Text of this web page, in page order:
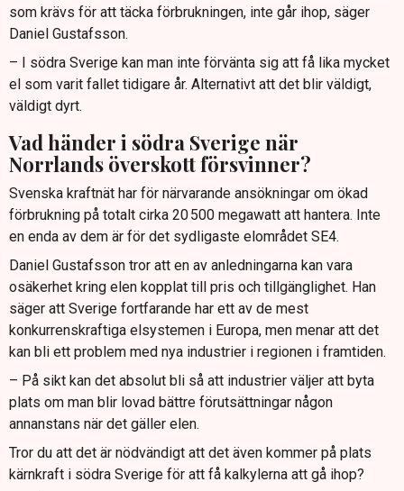
som krävs för att täcka förbrukningen, inte går ihop, säger
Daniel Gustafsson.
– I södra Sverige kan man inte förvänta sig att få lika mycket
el som varit fallet tidigare år. Alternativt att det blir väldigt,
väldigt dyrt.
Vad händer i södra Sverige när
Norrlands överskott försvinner?
Svenska kraftnät har för närvarande ansökningar om ökad
förbrukning på totalt cirka 20 500 megawatt att hantera. Inte
en enda av dem är för det sydligaste elområdet SE4.
Daniel Gustafsson tror att en av anledningarna kan vara
osäkerhet kring elen kopplat till pris och tillgänglighet. Han
säger att Sverige fortfarande har ett av de mest
konkurrenskraftiga elsystemen i Europa, men menar att det
kan bli ett problem med nya industrier i regionen i framtiden.
– På sikt kan det absolut bli så att industrier väljer att byta
plats om man blir lovad bättre förutsättningar någon
annanstans när det gäller elen.
Tror du att det är nödvändigt att det även kommer på plats
kärnkraft i södra Sverige för att få kalkylerna att gå ihop?